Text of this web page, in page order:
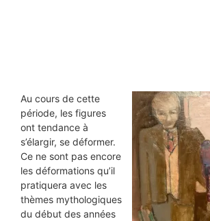
Au cours de cette
période, les figures
ont tendance à
s’élargir, se déformer.
Ce ne sont pas encore
les déformations qu’il
pratiquera avec les
thèmes mythologiques
du début des années